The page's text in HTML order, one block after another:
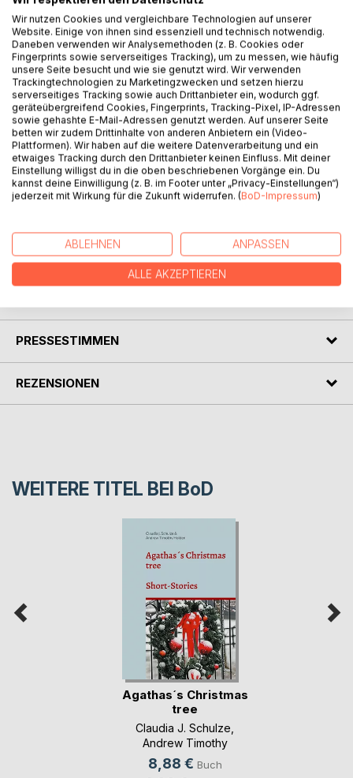
BESCHREIBUNG
Lukas hatte Glück, denn er lebte nah am Wald, so dass er
sogar von seinem Fenster aus die Waldbewohner, seine
geliebten Tiere, beobachten konnte.
Manchmal kamen sie dicht ans Haus heran und schliefen
dort - ganz in seiner Nähe. Das konnten nicht gerade viele
Kinder von sich behaupten. Doch gab es noch etwas, das
Lukas von den anderen Kindern unterschied...
Was das war, und welche Rolle Kai und der Hund Räuber
gleich selbst lesen. Die Geschichten wurden allesamt von
Anke Hartmann illustriert.
PRESSESTIMMEN
REZENSIONEN
WEITERE TITEL BEI BoD
Agathas´s Christmas
tree
Claudia J. Schulze
Andrew Timothy
Holden
8,88 € Buch
Wir nutzen Cookies und vergleichbare Technologien auf unserer
Website. Einige von ihnen sind essenziell und technisch notwendig.
Daneben verwenden wir Analysemethoden (z. B. Cookies oder
Fingerprints sowie serverseitiges Tracking), um zu messen, wie häufig
unsere Seite besucht und wie sie genutzt wird. Wir verwenden
Trackingtechnologien zu Marketingzwecken und setzen hierzu
serverseitiges Tracking sowie auch Drittanbieter ein, wodurch ggf.
geräteübergreifend Cookies, Fingerprints, Tracking-Pixel, IP-Adressen
sowie gehashte E-Mail-Adressen genutzt werden. Auf unserer Seite
betten wir zudem Drittinhalte von anderen Anbietern ein (Video-
Plattformen). Wir haben auf die weitere Datenverarbeitung und ein
etwaiges Tracking durch den Drittanbieter keinen Einfluss. Mit deiner
Einstellung willigst du in die oben beschriebenen Vorgänge ein. Du
kannst deine Einwilligung (z. B. im Footer unter „Privacy-Einstellungen“)
jederzeit mit Wirkung für die Zukunft widerrufen. (BoD-Impressum)
ABLEHNEN ANPASSEN
ALLE AKZEPTIEREN